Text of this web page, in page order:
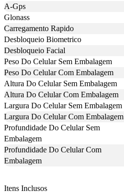
A-Gps
Glonass
Carregamento Rapido
Desbloqueio Biometrico
Desbloqueio Facial
Peso Do Celular Sem Embalagem
Peso Do Celular Com Embalagem
Altura Do Celular Sem Embalagem
Altura Do Celular Com Embalagem
Largura Do Celular Sem Embalagem
Largura Do Celular Com Embalagem
Profundidade Do Celular Sem
Embalagem
Profundidade Do Celular Com
Embalagem
Itens Inclusos